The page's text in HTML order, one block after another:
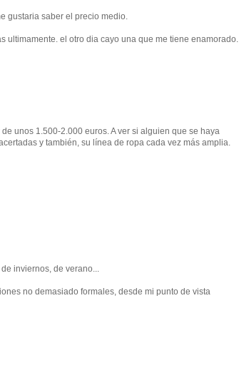
gustaria saber el precio medio.
ultimamente. el otro dia cayo una que me tiene enamorado.
unos 1.500-2.000 euros. A ver si alguien que se haya
y también, su línea de ropa cada vez más amplia.
inviernos, de verano...
no demasiado formales, desde mi punto de vista